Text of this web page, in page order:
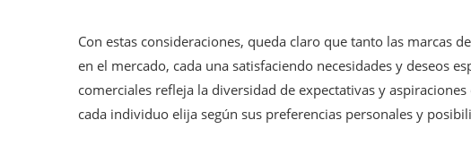
Con estas consideraciones, queda claro que tanto las marcas
en el mercado, cada una satisfaciendo necesidades y deseos
comerciales refleja la diversidad de expectativas y
cada individuo elija según sus preferencias personales y